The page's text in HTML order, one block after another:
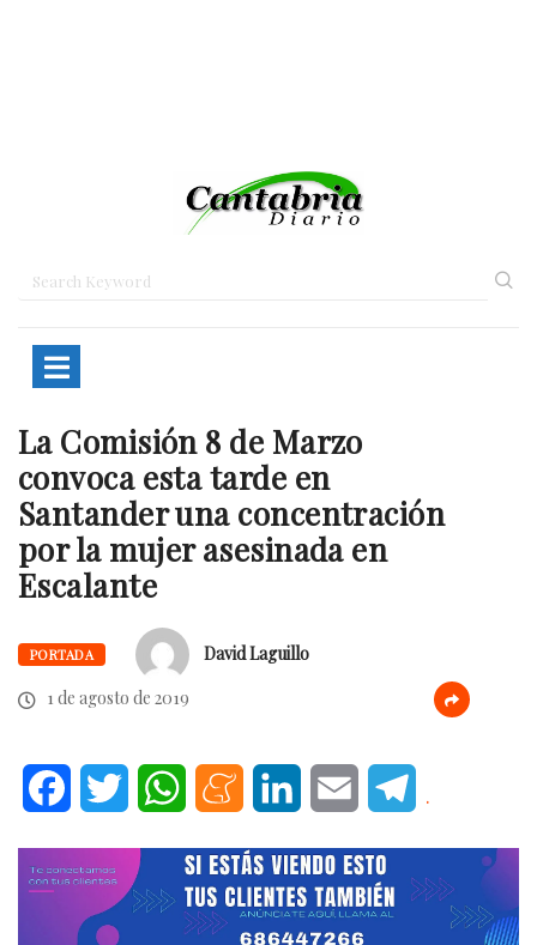
Home Portada La Comisión 8…
La Comisión 8 de Marzo
convoca esta tarde en
Santander una concentración
por la mujer asesinada en
Escalante
PORTADA
David Laguillo
1 de agosto de 2019
FacebookTwitter WhatsAppMeneameLinkedInEmail .